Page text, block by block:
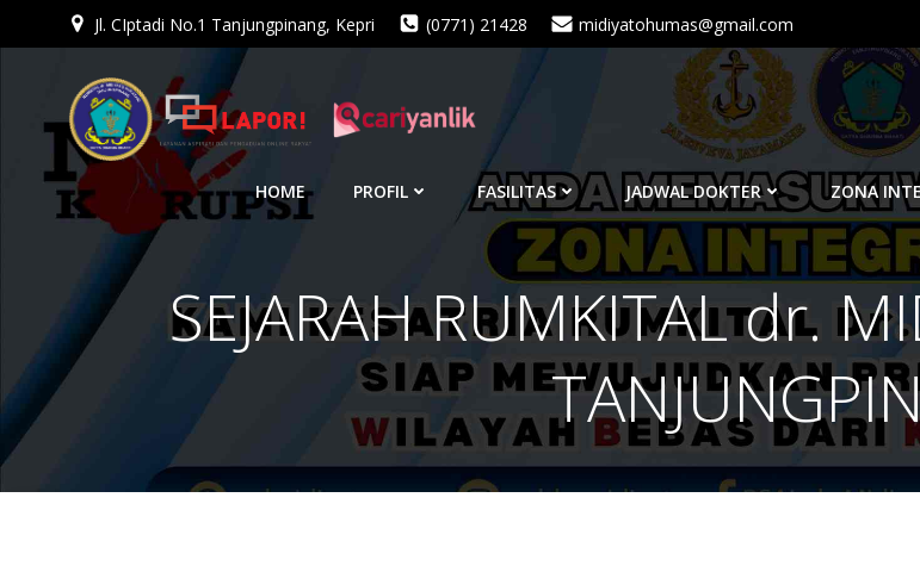
Jl. CIptadi No.1 Tanjungpinang, Kepri (0771) 21428 midiyatohumas@gmail.com
content
HOME PROFIL FASILITAS JADWAL DOKTER ZONA
SEJARAH RUMKITAL dr.